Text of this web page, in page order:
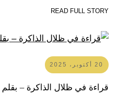
READ FULL STORY
20 أكتوبر، 2025
قراءة في ظلال الذاكرة – بقلم